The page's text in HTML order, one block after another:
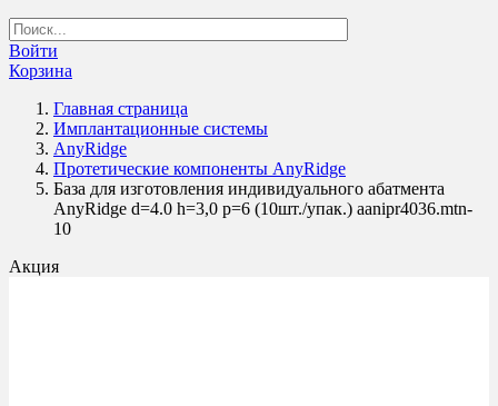
Войти
Корзина
Главная страница
Имплантационные системы
AnyRidge
Протетические компоненты AnyRidge
База для изготовления индивидуального абатмента
AnyRidge d=4.0 h=3,0 p=6 (10шт./упак.) aanipr4036.mtn-
10
Акция